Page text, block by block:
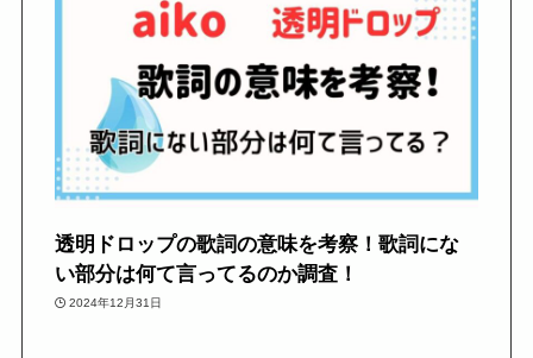
透明ドロップの歌詞の意味を考察！歌詞にな
い部分は何て言ってるのか調査！
2024年12月31日